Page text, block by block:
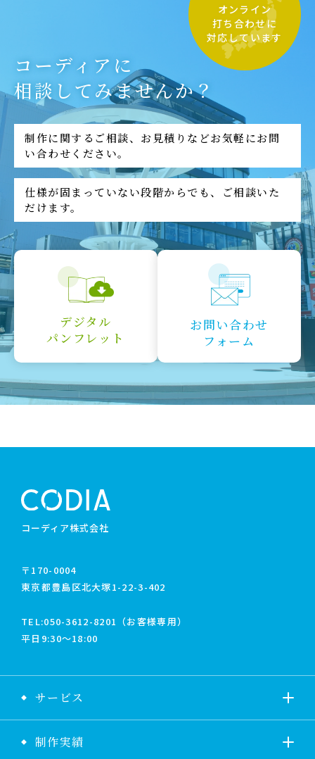
コーディアに
相談してみませんか？
制作に関するご相談、お見積りなどお気軽にお問
い合わせください。
仕様が固まっていない段階からでも、ご相談いた
だけます。
デジタル
パンフレット
お問い合わせ
フォーム
オンライン
打ち合わせに
対応しています
コーディア株式会社
〒170-0004
東京都豊島区北大塚1-22-3-402
TEL:050-3612-8201（お客様専用）
平日9:30〜18:00
サービス
制作実績